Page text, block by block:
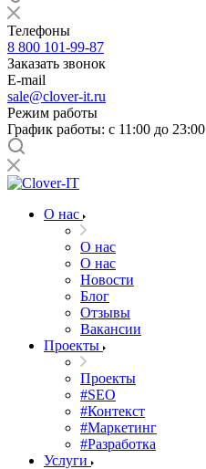
Телефоны
8 800 101-99-87
Заказать звонок
E-mail
sale@clover-it.ru
Режим работы
График работы: с 11:00 до 23:00
О нас
О нас
О нас
Новости
Блог
Отзывы
Вакансии
Проекты
Проекты
#SEO
#Контекст
#Маркетинг
#Разработка
Услуги